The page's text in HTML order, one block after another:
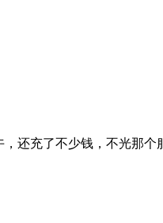
还充了不少钱，不光那